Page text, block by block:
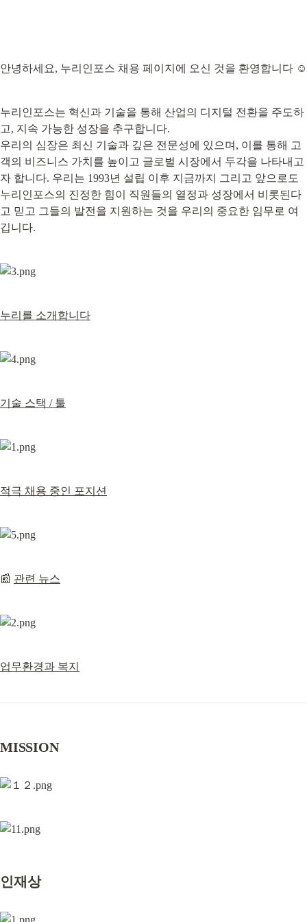
안녕하세요, 누리인포스 채용 페이지에 오신 것을 환영합니다 ☺️
누리인포스는 혁신과 기술을 통해 산업의 디지털 전환을 주도하
고, 지속 가능한 성장을 추구합니다.
우리의 심장은 최신 기술과 깊은 전문성에 있으며, 이를 통해 고
객의 비즈니스 가치를 높이고 글로벌 시장에서 두각을 나타내고
자 합니다. 우리는 1993년 설립 이후 지금까지 그리고 앞으로도
누리인포스의 진정한 힘이 직원들의 열정과 성장에서 비롯된다
고 믿고 그들의 발전을 지원하는 것을 우리의 중요한 임무로 여
깁니다.
누리를 소개합니다
기술 스택 / 툴
적극 채용 중인 포지션
📰 관련 뉴스
업무환경과 복지
MISSION
인재상